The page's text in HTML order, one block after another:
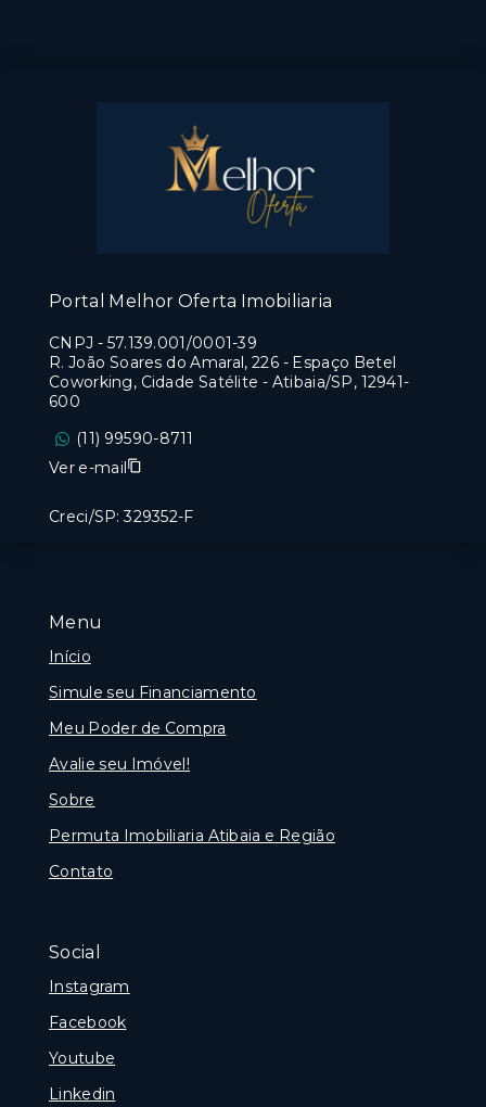
Menu
Início
Simule seu Financiamento
Meu Poder de Compra
Avalie seu Imóvel!
Sobre
Permuta Imobiliaria Atibaia e Região
Contato
Social
Instagram
Facebook
Youtube
Linkedin
Portal Melhor Oferta Imobiliaria
CNPJ - 57.139.001/0001-39
R. João Soares do Amaral, 226 - Espaço Betel
Coworking, Cidade Satélite - Atibaia/SP, 12941-
600
(11) 99590-8711
Ver e-mail
Creci/SP: 329352-F